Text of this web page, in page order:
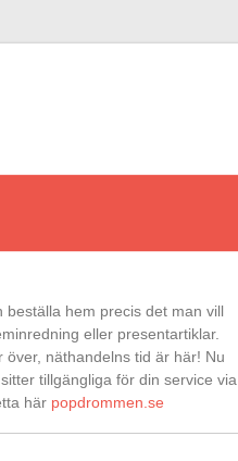
hem precis det man vill
eller presentartiklar.
näthandelns tid är här! Nu
tillgängliga för din service via
här popdrommen.se